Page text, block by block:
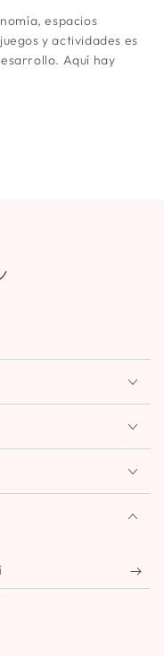
espacios
y actividades es
Aquí hay